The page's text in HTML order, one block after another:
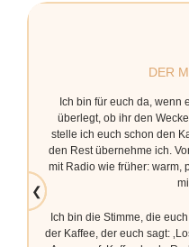
DER
Ich bin für euch da, wenn
überlegt, ob ihr den
stelle ich euch schon den
den Rest übernehme ich.
mit Radio wie früher: warm,
Ich bin die Stimme, die
der Kaffee, der euch sagt:
❮